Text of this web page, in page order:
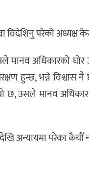
परेको अध्यक्ष
मानव अधिकारको
हुन्छ, भन्ने विश्वास
छ, उसले मानव
अन्यायमा परेका